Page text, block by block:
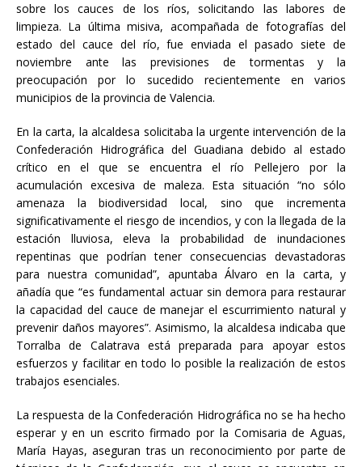
sobre los cauces de los ríos, solicitando las labores de
limpieza. La última misiva, acompañada de fotografías del
estado del cauce del río, fue enviada el pasado siete de
noviembre ante las previsiones de tormentas y la
preocupación por lo sucedido recientemente en varios
municipios de la provincia de Valencia.
En la carta, la alcaldesa solicitaba la urgente intervención de la
Confederación Hidrográfica del Guadiana debido al estado
crítico en el que se encuentra el río Pellejero por la
acumulación excesiva de maleza. Esta situación “no sólo
amenaza la biodiversidad local, sino que incrementa
significativamente el riesgo de incendios, y con la llegada de la
estación lluviosa, eleva la probabilidad de inundaciones
repentinas que podrían tener consecuencias devastadoras
para nuestra comunidad”, apuntaba Álvaro en la carta, y
añadía que “es fundamental actuar sin demora para restaurar
la capacidad del cauce de manejar el escurrimiento natural y
prevenir daños mayores”. Asimismo, la alcaldesa indicaba que
Torralba de Calatrava está preparada para apoyar estos
esfuerzos y facilitar en todo lo posible la realización de estos
trabajos esenciales.
La respuesta de la Confederación Hidrográfica no se ha hecho
esperar y en un escrito firmado por la Comisaria de Aguas,
María Hayas, aseguran tras un reconocimiento por parte de